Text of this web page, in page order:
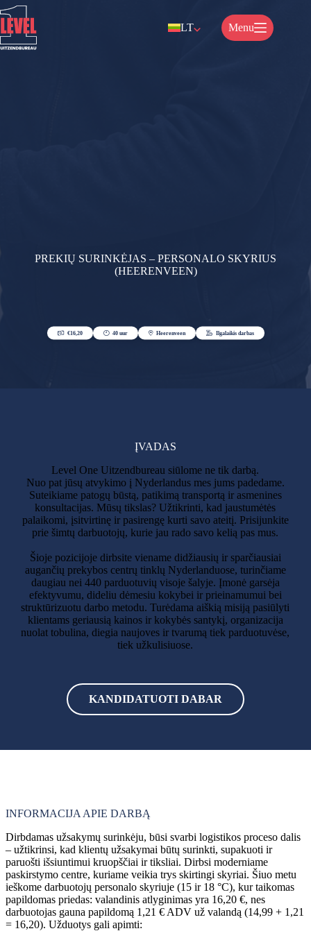
Pereiti
prie
turinio
LT Menu
PREKIŲ SURINKĖJAS – PERSONALO SKYRIUS
(HEERENVEEN)
ĮVADAS
Level One Uitzendbureau siūlome ne tik darbą.
Nuo pat jūsų atvykimo į Nyderlandus mes jums padedame.
Suteikiame patogų būstą, patikimą transportą ir asmenines
konsultacijas. Mūsų tikslas? Užtikrinti, kad jaustumėtės
palaikomi, įsitvirtinę ir pasirengę kurti savo ateitį. Prisijunkite
prie šimtų darbuotojų, kurie jau rado savo kelią pas mus.
Šioje pozicijoje dirbsite viename didžiausių ir sparčiausiai
augančių prekybos centrų tinklų Nyderlanduose, turinčiame
daugiau nei 440 parduotuvių visoje šalyje. Įmonė garsėja
efektyvumu, dideliu dėmesiu kokybei ir prieinamumui bei
struktūrizuotu darbo metodu. Turėdama aiškią misiją pasiūlyti
klientams geriausią kainos ir kokybės santykį, organizacija
nuolat tobulina, diegia naujoves ir tvarumą tiek parduotuvėse,
tiek užkulisiuose.
KANDIDATUOTI DABAR
INFORMACIJA APIE DARBĄ
Dirbdamas užsakymų surinkėju, būsi svarbi logistikos proceso dalis
– užtikrinsi, kad klientų užsakymai būtų surinkti, supakuoti ir
paruošti išsiuntimui kruopščiai ir tiksliai. Dirbsi moderniame
paskirstymo centre, kuriame veikia trys skirtingi skyriai. Šiuo metu
ieškome darbuotojų personalo skyriuje (15 ir 18 °C), kur taikomas
papildomas priedas: valandinis atlyginimas yra 16,20 €, nes
darbuotojas gauna papildomą 1,21 € ADV už valandą (14,99 + 1,21
= 16,20). Užduotys gali apimti: